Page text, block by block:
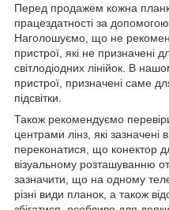
Перед продажем кожна
працездатності за
Наголошуємо, що не
пристрої, які не призначені
світлодіодних лінійок. В
пристрої, призначені саме
підсвітки.
Також рекомендуємо
центрами лінз, які зазначені
переконатися, що конектор
візуальному розташуванню
зазначити, що на одному
різні види планок, а також